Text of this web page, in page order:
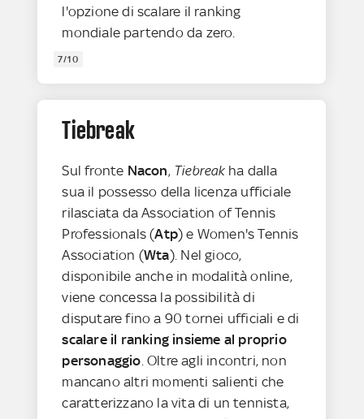
l'opzione di scalare il ranking
mondiale partendo da zero.
7/10
Tiebreak
Sul fronte Nacon, Tiebreakha dalla
sua il possesso della licenza ufficiale
rilasciata da Association of Tennis
Professionals (Atp) e Women's Tennis
Association (Wta). Nel gioco,
disponibile anche in modalità online,
viene concessa la possibilità di
disputare fino a 90 tornei ufficiali e di
scalare il ranking insieme al proprio
personaggio. Oltre agli incontri, non
mancano altri momenti salienti che
caratterizzano la vita di un tennista,